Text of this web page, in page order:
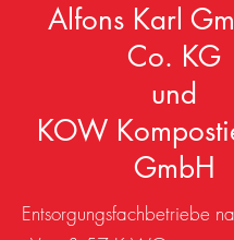
Alfons Karl
Co. KG
und
KOW
GmbH
Entsorgungsfachbetriebe